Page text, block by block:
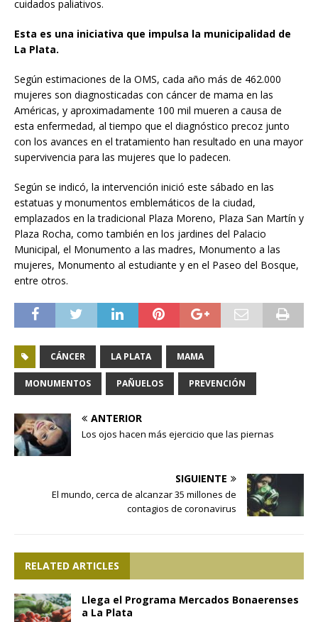
cuidados paliativos.
Esta es una iniciativa que impulsa la municipalidad de
La Plata.
Según estimaciones de la OMS, cada año más de 462.000
mujeres son diagnosticadas con cáncer de mama en las
Américas, y aproximadamente 100 mil mueren a causa de
esta enfermedad, al tiempo que el diagnóstico precoz junto
con los avances en el tratamiento han resultado en una mayor
supervivencia para las mujeres que lo padecen.
Según se indicó, la intervención inició este sábado en las
estatuas y monumentos emblemáticos de la ciudad,
emplazados en la tradicional Plaza Moreno, Plaza San Martín y
Plaza Rocha, como también en los jardines del Palacio
Municipal, el Monumento a las madres, Monumento a las
mujeres, Monumento al estudiante y en el Paseo del Bosque,
entre otros.
CÁNCER LA PLATA MAMA
MONUMENTOS PAÑUELOS PREVENCIÓN
ANTERIOR
Los ojos hacen más ejercicio que las piernas
SIGUIENTE
El mundo, cerca de alcanzar 35 millones de
contagios de coronavirus
RELATED ARTICLES
Llega el Programa Mercados Bonaerenses
a La Plata